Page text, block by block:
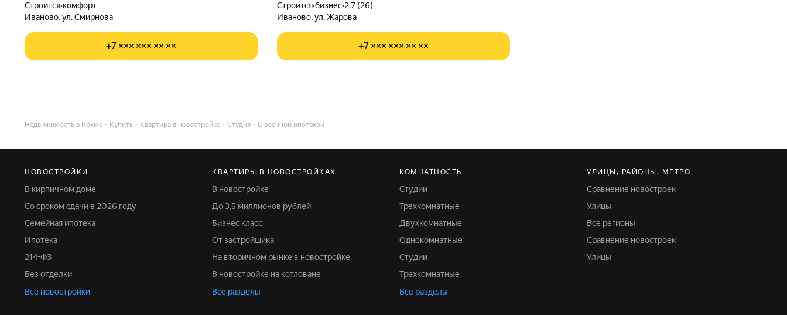
Строится•комфорт
Иваново, ул. Смирнова
+7 ××× ××× ×× ××
Строится•бизнес•2.7 (26)
Иваново, ул. Жарова
+7 ××× ××× ×× ××
Недвижимость в Кохме Купить Квартира в новостройке Студия С военной ипотекой
НОВОСТРОЙКИ
В кирпичном доме
Со сроком сдачи в 2026 году
Семейная ипотека
Ипотека
214-ФЗ
Без отделки
Все новостройки
КВАРТИРЫ В НОВОСТРОЙКАХ
В новостройке
До 3,5 миллионов рублей
Бизнес класс
От застройщика
На вторичном рынке в новостройке
В новостройке на котловане
Все разделы
КОМНАТНОСТЬ
Студии
Трехкомнатные
Двухкомнатные
Однокомнатные
Студии
Трехкомнатные
Все разделы
УЛИЦЫ, РАЙОНЫ, МЕТРО
Сравнение новостроек
Улицы
Все регионы
Сравнение новостроек
Улицы